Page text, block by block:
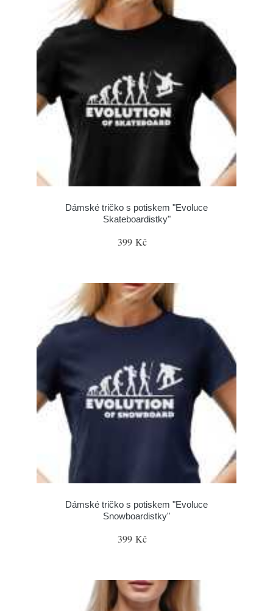
Dámské tričko s potiskem "Evoluce
Skateboardistky"
399 Kč
Dámské tričko s potiskem "Evoluce
Snowboardistky"
399 Kč